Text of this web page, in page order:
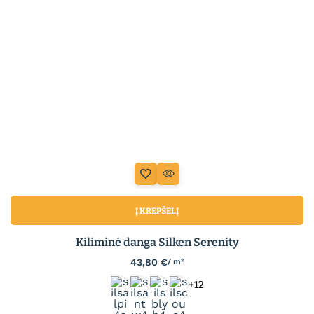
Į KREPŠELĮ
Kiliminė danga Silken Serenity
43,80 €/ m²
+12